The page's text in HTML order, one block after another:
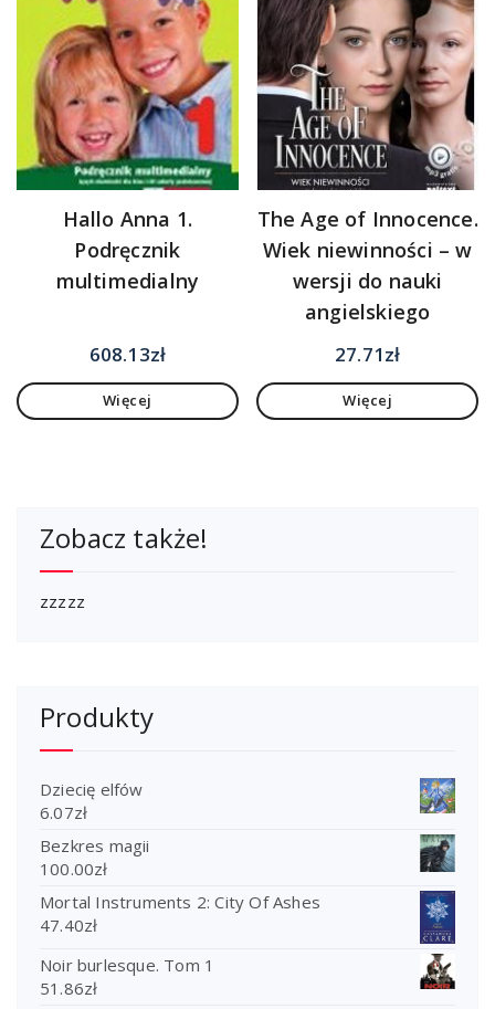
Hallo Anna 1.
Podręcznik
multimedialny
608.13zł
Więcej
The Age of Innocence.
Wiek niewinności – w
wersji do nauki
angielskiego
27.71zł
Więcej
Zobacz także!
zzzzz
Produkty
Dziecię elfów
6.07zł
Bezkres magii
100.00zł
Mortal Instruments 2: City Of Ashes
47.40zł
Noir burlesque. Tom 1
51.86zł